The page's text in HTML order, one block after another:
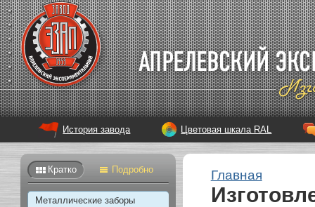
История завода Цветовая шкала RAL
Кратко Подробно
Металлические заборы
Главная